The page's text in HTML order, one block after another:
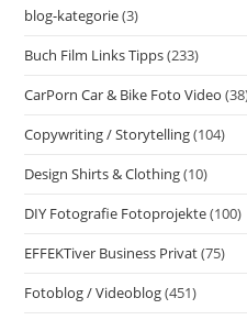
blog-kategorie(3)
Buch Film Links Tipps(233)
CarPorn Car & Bike Foto Video
Copywriting / Storytelling(104)
Design Shirts & Clothing(10)
DIY Fotografie Fotoprojekte(100)
EFFEKTiver Business Privat(75)
Fotoblog / Videoblog(451)